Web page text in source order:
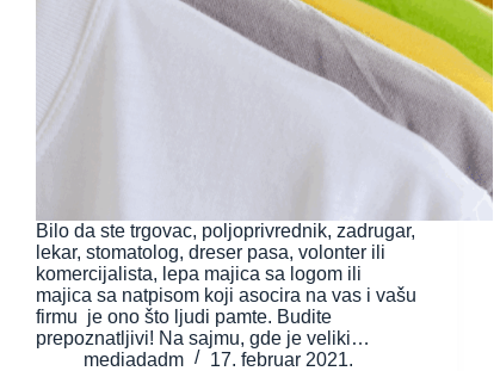
Bilo da ste trgovac, poljoprivrednik, zadrugar,
lekar, stomatolog, dreser pasa, volonter ili
komercijalista, lepa majica sa logom ili
majica sa natpisom koji asocira na vas i vašu
firmu je ono što ljudi pamte. Budite
prepoznatljivi! Na sajmu, gde je veliki…
mediadadm
17. februar 2021.